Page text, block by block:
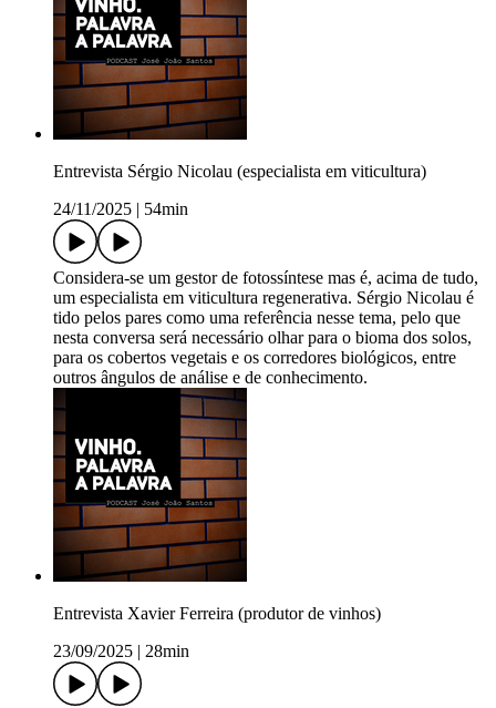
Entrevista Sérgio Nicolau (especialista em viticultura)
24/11/2025
54min
Considera-se um gestor de fotossíntese mas é, acima de tudo,
um especialista em viticultura regenerativa. Sérgio Nicolau é
tido pelos pares como uma referência nesse tema, pelo que
nesta conversa será necessário olhar para o bioma dos solos,
para os cobertos vegetais e os corredores biológicos, entre
outros ângulos de análise e de conhecimento.
Entrevista Xavier Ferreira (produtor de vinhos)
23/09/2025
28min